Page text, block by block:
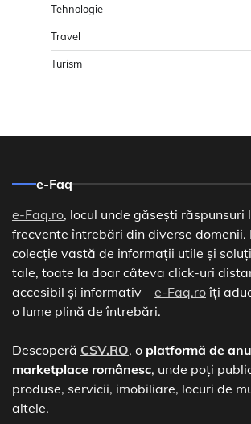
Tehnologie
Travel
Turism
e-Faq
e-Faq.ro, locul unde găsești răspunsuri
frecvente întrebări din diverse domenii.
colecție vastă de informații utile și
tale, toate la doar câteva click-uri
accesibil și informativ – e-Faq.roîți
o lume plină de întrebări.
Descoperă CSV.RO, o platformă de
marketplace românesc, unde poți
produse, servicii, imobiliare, locuri de
altele.